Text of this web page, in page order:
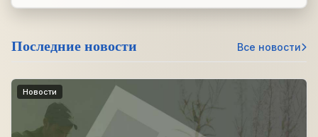
Последние новости Все новости
Новости